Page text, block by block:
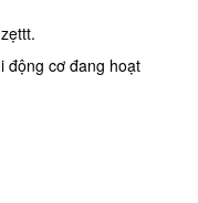
động cơ đang hoạt